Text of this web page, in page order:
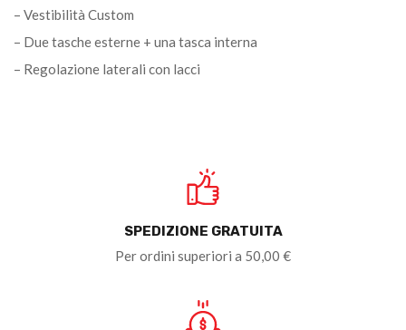
– Vestibilità Custom
– Due tasche esterne + una tasca interna
– Regolazione laterali con lacci
SPEDIZIONE GRATUITA
Per ordini superiori a 50,00 €